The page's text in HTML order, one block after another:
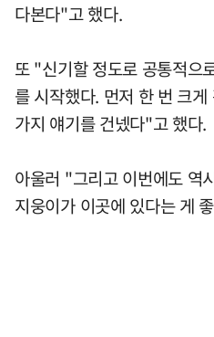
다본다"고 했다.
또 "신기할 정도로 공통적으
를 시작했다. 먼저 한 번 크
가지 얘기를 건넸다"고 했다.
아울러 "그리고 이번에도 역
지웅이가 이곳에 있다는 게